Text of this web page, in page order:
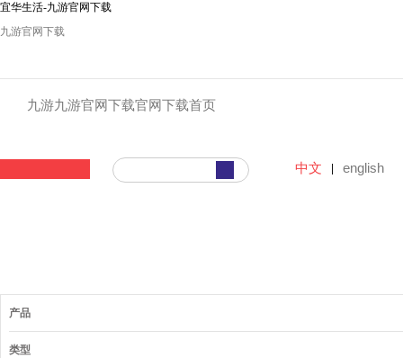
宜华生活-九游官网下载
九游官网下载
九游九游官网下载官网下载首页
中文 english
产品
类型